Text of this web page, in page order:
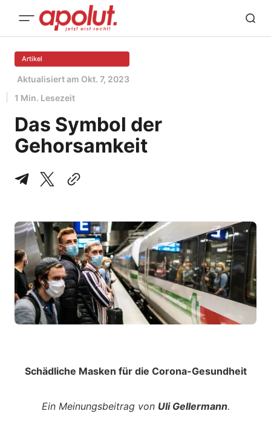
Artikel
Aktualisiert am Okt. 7, 2023
1 Min. Lesezeit
Das Symbol der
Gehorsamkeit
Schädliche Masken für die Corona-Gesundheit
Ein Meinungsbeitrag von Uli Gellermann.